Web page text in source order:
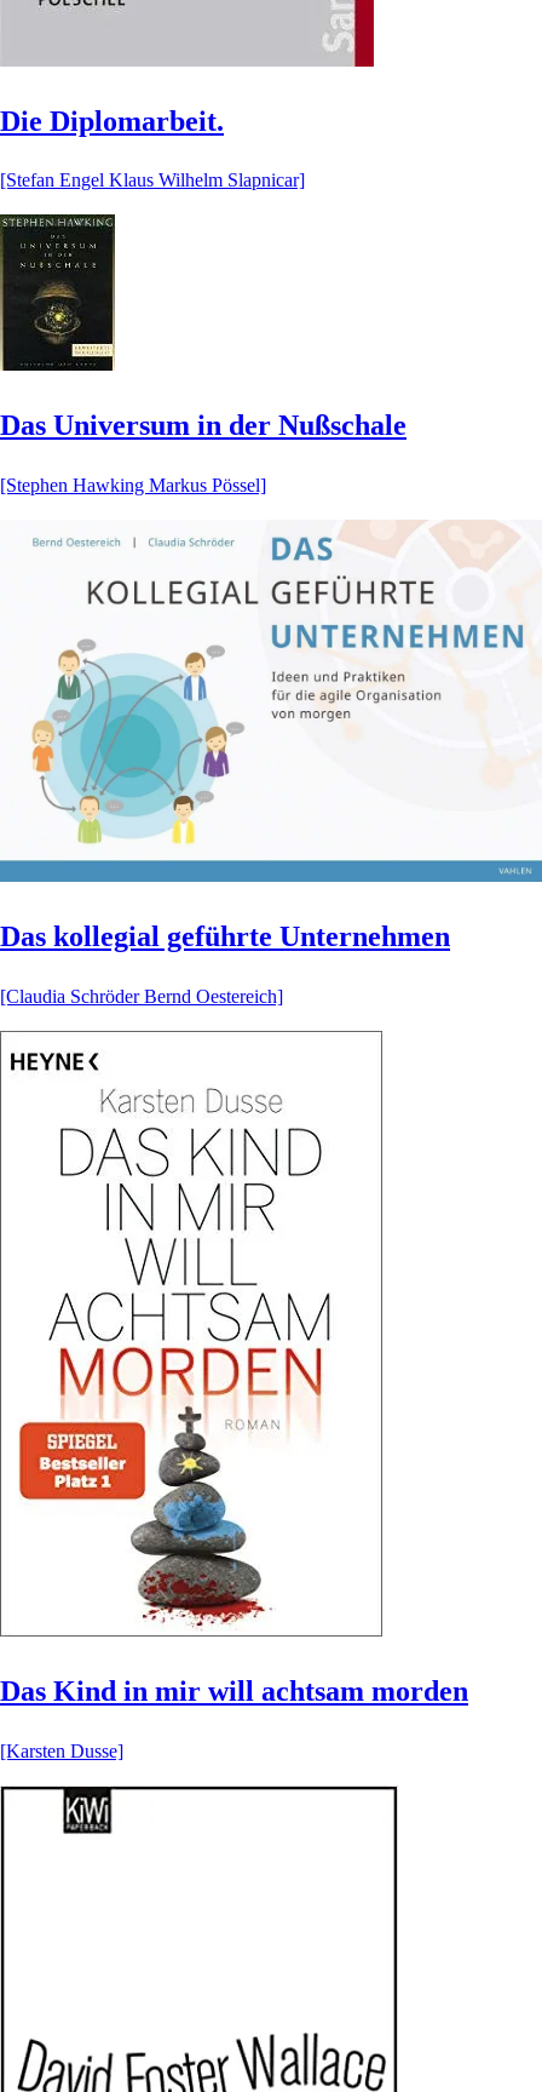
Die Diplomarbeit.
[Stefan Engel Klaus Wilhelm Slapnicar]
Das Universum in der Nußschale
[Stephen Hawking Markus Pössel]
Das kollegial geführte Unternehmen
[Claudia Schröder Bernd Oestereich]
Das Kind in mir will achtsam morden
[Karsten Dusse]